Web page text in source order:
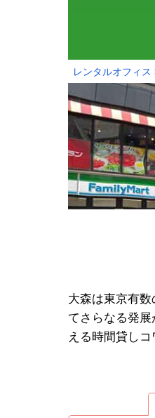
レンタルオフィス
大森は東京有数
てさらなる発展
える時間貸し